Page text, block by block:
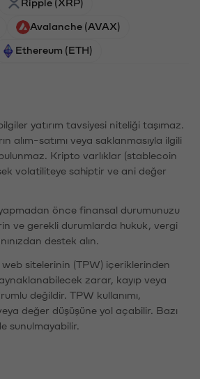
Ripple (XRP)
Avalanche (AVAX)
Ethereum (ETH)
yatırım tavsiyesi niteliği taşımaz.
alım-satımı veya saklanmasıyla ilgili
Kripto varlıklar (stablecoin
volatiliteye sahiptir ve ani değer
önce finansal durumunuzu
ve gerekli durumlarda hukuk, vergi
destek alın.
sitelerinin (TPW) içeriklerinden
zarar, kayıp veya
değildir. TPW kullanımı,
değer düşüşüne yol açabilir. Bazı
sunulmayabilir.